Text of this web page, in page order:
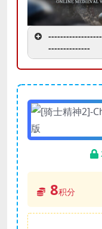
--------------
8积分